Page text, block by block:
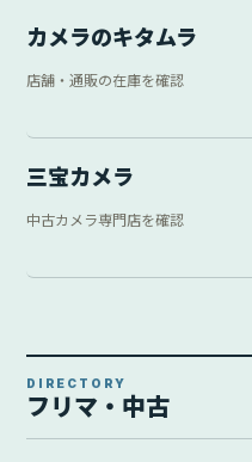
カメラのキタムラ
店舗・通販の在庫を確認
三宝カメラ
中古カメラ専門店を確認
DIRECTORY
フリマ・中古